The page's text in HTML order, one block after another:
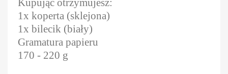
Kupując otrzymujesz:
1x koperta (sklejona)
1x bilecik (biały)
Gramatura papieru
170 - 220 g